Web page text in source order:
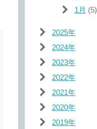
1月 (5)
2025年
2024年
2023年
2022年
2021年
2020年
2019年